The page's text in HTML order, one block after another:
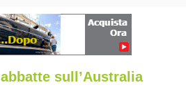
abbatte sull’Australia